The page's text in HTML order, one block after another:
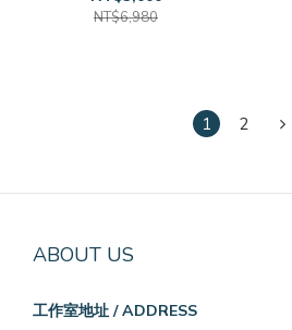
NT$6,980
1 2
ABOUT US
工作室地址 / ADDRESS